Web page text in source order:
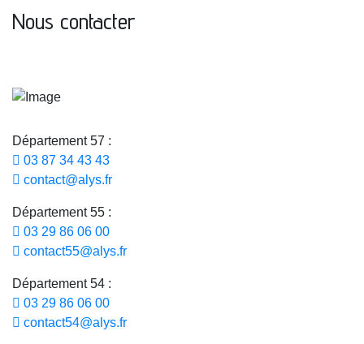
Nous contacter
Département 57 :
03 87 34 43 43
contact@alys.fr
Département 55 :
03 29 86 06 00
contact55@alys.fr
Département 54 :
03 29 86 06 00
contact54@alys.fr